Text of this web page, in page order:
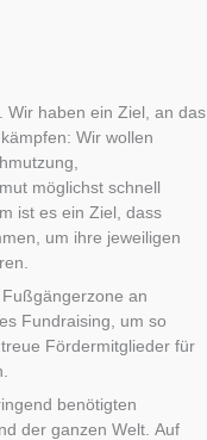
Wir haben ein Ziel, an das
Wir wollen
möglichst schnell
ist es ein Ziel, dass
um ihre jeweiligen
an
Fundraising, um so
Fördermitglieder für
benötigten
der ganzen Welt. Auf